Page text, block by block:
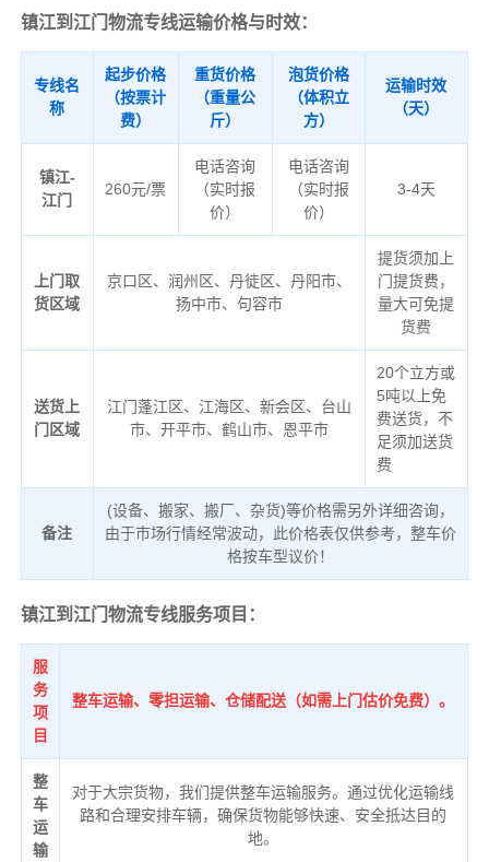
镇江到江门物流专线运输价格与时效：
专线名
称
起步价格
（按票计
费）
重货价格
（重量公
斤）
泡货价格
（体积立
方）
运输时效
（天）
镇江-
江门
260元/票
电话咨询
（实时报
价）
电话咨询
（实时报
价）
3-4天
上门取
货区域
京口区、润州区、丹徒区、丹阳市、
扬中市、句容市
提货须加上
门提货费，
量大可免提
货费
送货上
门区域
江门蓬江区、江海区、新会区、台山
市、开平市、鹤山市、恩平市
20个立方或
5吨以上免
费送货，不
足须加送货
费
备注
(设备、搬家、搬厂、杂货)等价格需另外详细咨询，
由于市场行情经常波动，此价格表仅供参考，整车价
格按车型议价！
镇江到江门物流专线服务项目：
服
务
项
目
整车运输、零担运输、仓储配送（如需上门估价免费）。
整
车
运
输
对于大宗货物，我们提供整车运输服务。通过优化运输线
路和合理安排车辆，确保货物能够快速、安全抵达目的
地。